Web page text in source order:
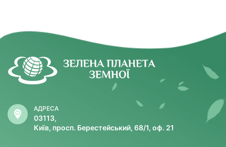
АДРЕСА
03113,
Київ, просп. Берестейський, 68/1, оф. 21